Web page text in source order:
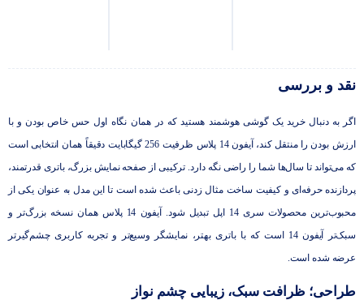
نقد و بررسی
اگر به دنبال خرید یک گوشی هوشمند هستید که در همان نگاه اول حس خاص بودن و با
ارزش بودن را منتقل کند، آیفون 14 پلاس ظرفیت 256 گیگابایت دقیقاً همان انتخابی است
که می‌تواند تا سال‌ها شما را راضی نگه‌ دارد. ترکیبی از صفحه نمایش بزرگ، باتری قدرتمند،
پردازنده حرفه‌ای و کیفیت ساخت مثال زدنی باعث شده است تا این مدل به عنوان یکی از
محبوب‌ترین محصولات سری 14 اپل تبدیل شود. آیفون 14 پلاس همان نسخه بزرگ‌تر و
سبک‌تر آیفون 14 است که با باتری بهتر، نمایشگر وسیع‌تر و تجربه کاربری چشم‌گیرتر
عرضه شده است.
طراحی؛ ظرافت سبک، زیبایی چشم نواز